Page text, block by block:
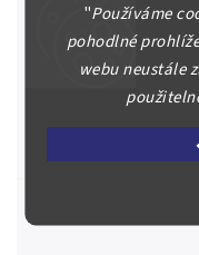
"Používáme
pohodlné
webu neustále
Jsme zde pro
Během té doby jsme v
jednotlivé kusy